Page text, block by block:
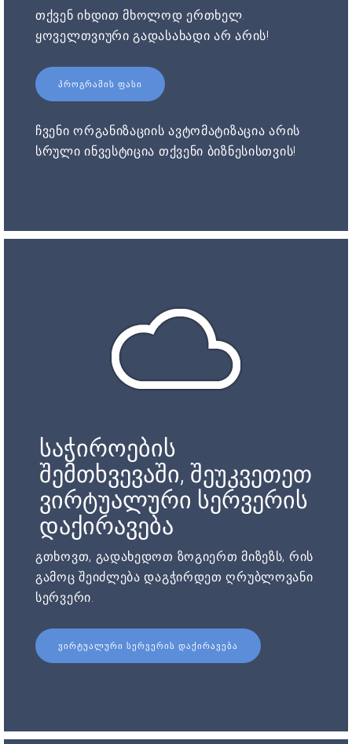
თქვენ იხდით მხოლოდ ერთხელ.
ყოველთვიური გადასახადი არ არის!
ᲞᲠᲝᲒᲠᲐᲛᲘᲡ ᲤᲐᲡᲘ
ჩვენი ორგანიზაციის ავტომატიზაცია არის
სრული ინვესტიცია თქვენი ბიზნესისთვის!
საჭიროების
შემთხვევაში, შეუკვეთეთ
ვირტუალური სერვერის
დაქირავება
გთხოვთ, გადახედოთ ზოგიერთ მიზეზს, რის
გამოც შეიძლება დაგჭირდეთ ღრუბლოვანი
სერვერი.
ᲕᲘᲠᲢᲣᲐᲚᲣᲠᲘ ᲡᲔᲠᲕᲔᲠᲘᲡ ᲓᲐᲥᲘᲠᲐᲕᲔᲑᲐ